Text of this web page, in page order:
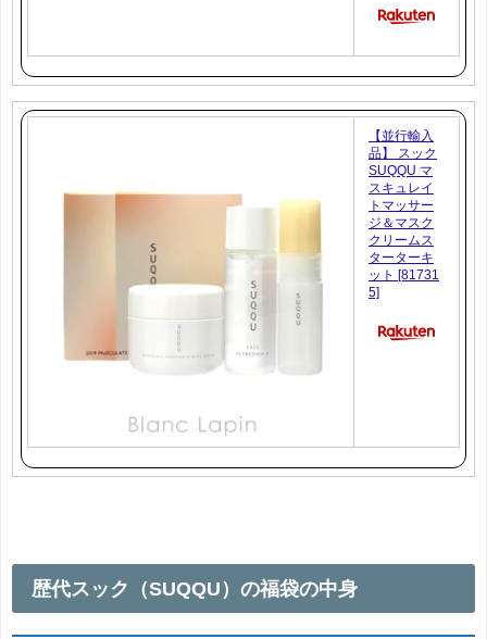
【並行輸入
品】 スック
SUQQU マ
スキュレイ
トマッサー
ジ＆マスク
クリームス
ターターキ
ット [81731
5]
歴代スック（SUQQU）の福袋の中身